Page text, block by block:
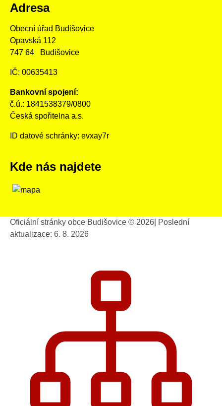
Adresa
Obecní úřad Budišovice
Opavská 112
747 64 Budišovice
IČ: 00635413
Bankovní spojení:
č.ú.: 1841538379/0800
Česká spořitelna a.s.
ID datové schránky: evxay7r
Kde nás najdete
Oficiální stránky obce Budišovice © 2026 Poslední
aktualizace: 6. 8. 2026